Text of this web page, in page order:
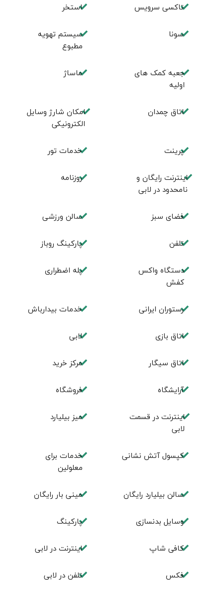
تاکسی سرویس استخر
سونا
سیستم تهویه
مطبوع
جعبه کمک های
اولیه
ماساژ
اتاق چمدان
امکان شارژ وسایل
الکترونیکی
پرینت خدمات تور
اینترنت رایگان و
نامحدود در لابی
روزنامه
فضای سبز سالن ورزشی
تلفن پارکینگ روباز
دستگاه واکس
کفش
پله اضطراری
رستوران ایرانی خدمات بیدارباش
اتاق بازی لابی
اتاق سیگار مرکز خرید
آرایشگاه فروشگاه
اینترنت در قسمت
لابی
میز بیلیارد
کپسول آتش نشانی
خدمات برای
معلولین
سالن بیلیارد رایگان مینی بار رایگان
وسایل بدنسازی پاركينگ
كافی شاپ اينترنت در لابی
فكس تلفن در لابی